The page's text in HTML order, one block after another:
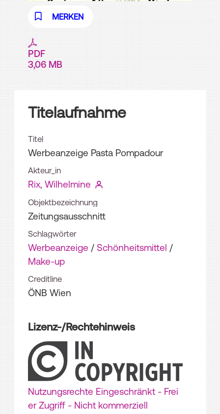
MERKEN
PDF
3,06 MB
Titelaufnahme
Titel
Werbeanzeige Pasta Pompadour
Akteur_in
Rix, Wilhelmine
Objektbezeichnung
Zeitungsausschnitt
Schlagwörter
Werbeanzeige / Schönheitsmittel /
Make-up
Creditline
ÖNB Wien
Lizenz-/Rechtehinweis
Nutzungsrechte Eingeschränkt - Frei
er Zugriff - Nicht kommerziell